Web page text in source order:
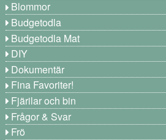
Blommor
Budgetodla
Budgetodla Mat
DIY
Dokumentär
Fina Favoriter!
Fjärilar och bin
Frågor & Svar
Frö